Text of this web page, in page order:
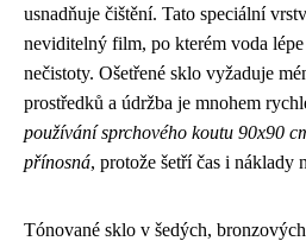
usnadňuje čištění. Tato speciální
neviditelný film, po kterém voda lépe
nečistoty. Ošetřené sklo vyžaduje
prostředků a údržba je mnohem
používání sprchového koutu 90x90
přínosná, protože šetří čas i náklady
Tónované sklo v šedých,